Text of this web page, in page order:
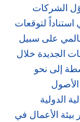
الشركات
لتوقعات
على سبيل
عدد الشركات الجديدة خلال
إلى نحو
الأصول
الدولية
بيئة الأعمال في